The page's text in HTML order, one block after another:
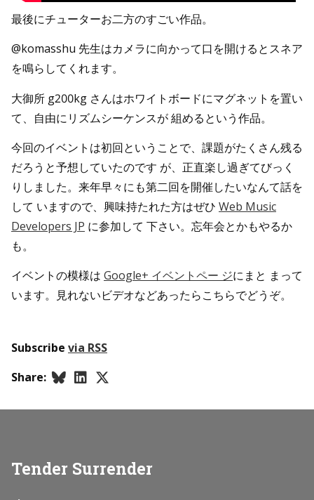
最後にチューターお二方のすごい作品。
@komasshu 先生はカメラに向かって口を開けるとスネア
を鳴らしてくれます。
大御所 g200kg さんはホワイトボードにマグネットを置い
て、自由にリズムシーケンスが 組めるという作品。
今回のイベントは初回ということで、課題がたくさん残る
だろうと予想していたのです が、正直楽し過ぎてびっく
りしました。来年早々にも第二回を開催したいなんて話を
して いますので、興味持たれた方はぜひ Web Music
Developers JP に参加して 下さい。忘年会とかもやるか
も。
イベントの模様は Google+ イベントペー ジにまと まって
います。見れないビデオなどあったらこちらでどうぞ。
Subscribe via RSS
Share:
Tender Surrender